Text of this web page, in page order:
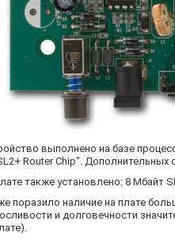
выполнено на базе
Router Chip".
также установлено: 8 Мбайт
поразило наличие на плате
и долговечности